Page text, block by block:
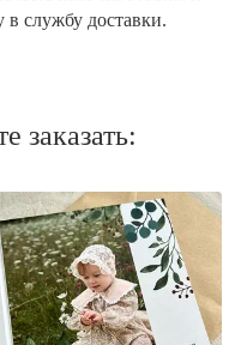
службу доставки.
заказать: